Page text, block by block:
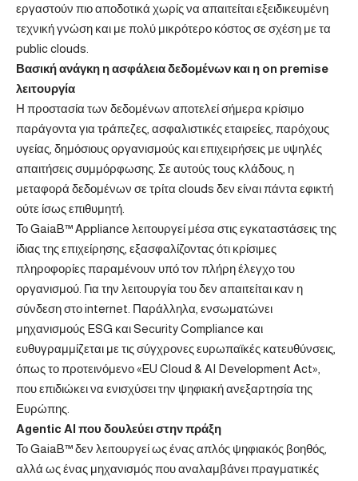
εργαστούν πιο αποδοτικά χωρίς να απαιτείται εξειδικευμένη
τεχνική γνώση και με πολύ μικρότερο κόστος σε σχέση με τα
public clouds.
Βασική ανάγκη η ασφάλεια δεδομένων και η on premise
λειτουργία
Η προστασία των δεδομένων αποτελεί σήμερα κρίσιμο
παράγοντα για τράπεζες, ασφαλιστικές εταιρείες, παρόχους
υγείας, δημόσιους οργανισμούς και επιχειρήσεις με υψηλές
απαιτήσεις συμμόρφωσης. Σε αυτούς τους κλάδους, η
μεταφορά δεδομένων σε τρίτα clouds δεν είναι πάντα εφικτή
ούτε ίσως επιθυμητή.
ΤοGaiaB™ Appliance λειτουργεί μέσα στις εγκαταστάσεις της
ίδιας της επιχείρησης, εξασφαλίζοντας ότι κρίσιμες
πληροφορίες παραμένουν υπό τον πλήρη έλεγχο του
οργανισμού. Για την λειτουργία του δεν απαιτείται καν η
σύνδεση στο internet. Παράλληλα, ενσωματώνει
μηχανισμούς ESG και Security Compliance και
ευθυγραμμίζεται με τις σύγχρονες ευρωπαϊκές κατευθύνσεις,
όπως το προτεινόμενο «EU Cloud & AI Development Act»,
που επιδιώκει να ενισχύσει την ψηφιακή ανεξαρτησία της
Ευρώπης.
Agentic AI που δουλεύει στην πράξη
Το GaiaB™ δεν λειτουργεί ως ένας απλός ψηφιακός βοηθός,
αλλά ως ένας μηχανισμός που αναλαμβάνει πραγματικές